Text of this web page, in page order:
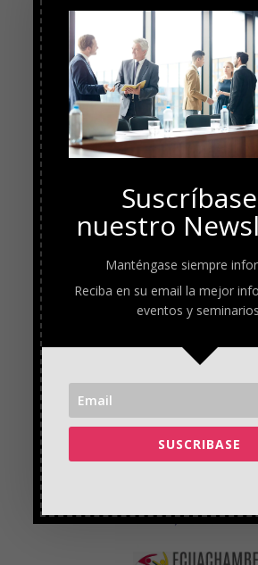
nuestro
Manténgase siempre
Reciba en su email la mejor
eventos y
SUSCRIBASE